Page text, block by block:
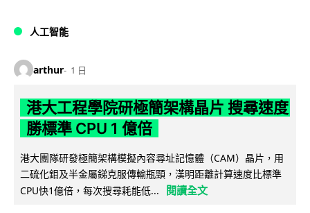
人工智能
arthur 1 日
港大工程學院研極簡架構晶片 搜尋速度
勝標準 CPU 1 億倍
港大團隊研發極簡架構模擬內容尋址記憶體（CAM）晶片，用
二硫化鉬及半金屬銻克服傳輸瓶頸，漢明距離計算速度比標準
CPU快1億倍，每次搜尋耗能低...
閱讀全文